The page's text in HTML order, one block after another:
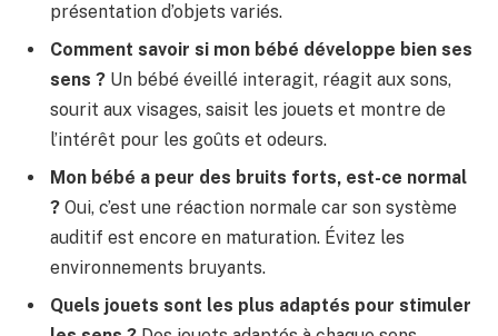
présentation d’objets variés.
Comment savoir si mon bébé développe bien ses
sens ? Un bébé éveillé interagit, réagit aux sons,
sourit aux visages, saisit les jouets et montre de
l’intérêt pour les goûts et odeurs.
Mon bébé a peur des bruits forts, est-ce normal
? Oui, c’est une réaction normale car son système
auditif est encore en maturation. Évitez les
environnements bruyants.
Quels jouets sont les plus adaptés pour stimuler